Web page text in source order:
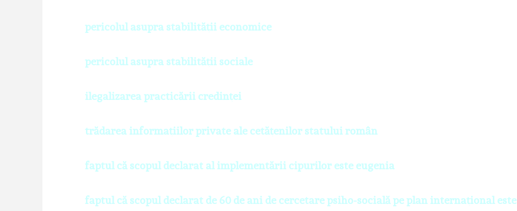
pericolul asupra stabilităţii economice
pericolul asupra stabilităţii sociale
ilegalizarea practicării credinţei
trădarea informaţiilor private ale cetăţenilor statului român
faptul că scopul declarat al implementării cipurilor este eugenia
faptul că scopul declarat de 60 de ani de cercetare psiho-socială pe plan internaţional este